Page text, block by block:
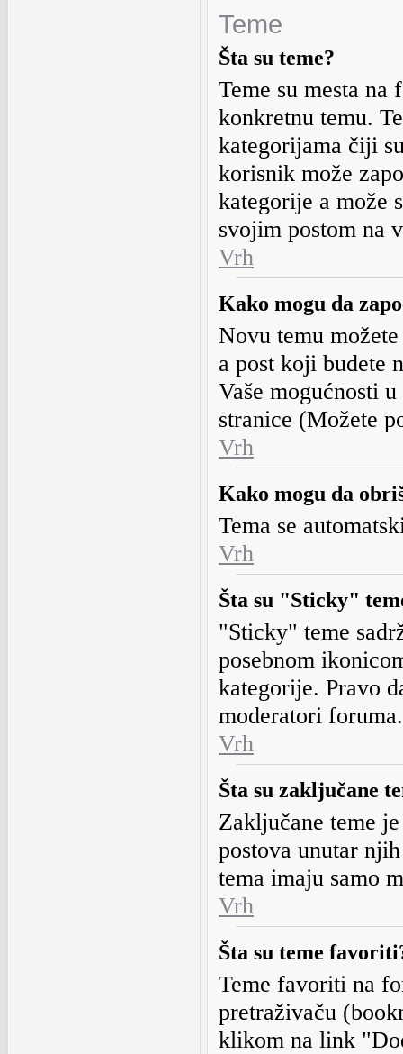
Teme
Šta su teme?
Teme su mesta
konkretnu temu.
kategorijama čiji
korisnik može
kategorije a može
svojim postom na
Vrh
Kako mogu da
Novu temu
a post koji budete
Vaše mogućnosti
stranice (Možete
Vrh
Kako mogu da
Tema se
Vrh
Šta su "Sticky"
"Sticky" teme
posebnom
kategorije. Pravo
moderatori foruma.
Vrh
Šta su zaključane
Zaključane teme
postova unutar
tema imaju samo
Vrh
Šta su teme
Teme favoriti na
pretraživaču
klikom na link